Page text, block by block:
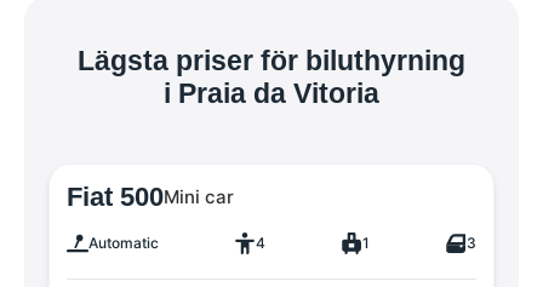
Lägsta priser för biluthyrning
i Praia da Vitoria
Fiat 500Mini car
Automatic 4 1 3